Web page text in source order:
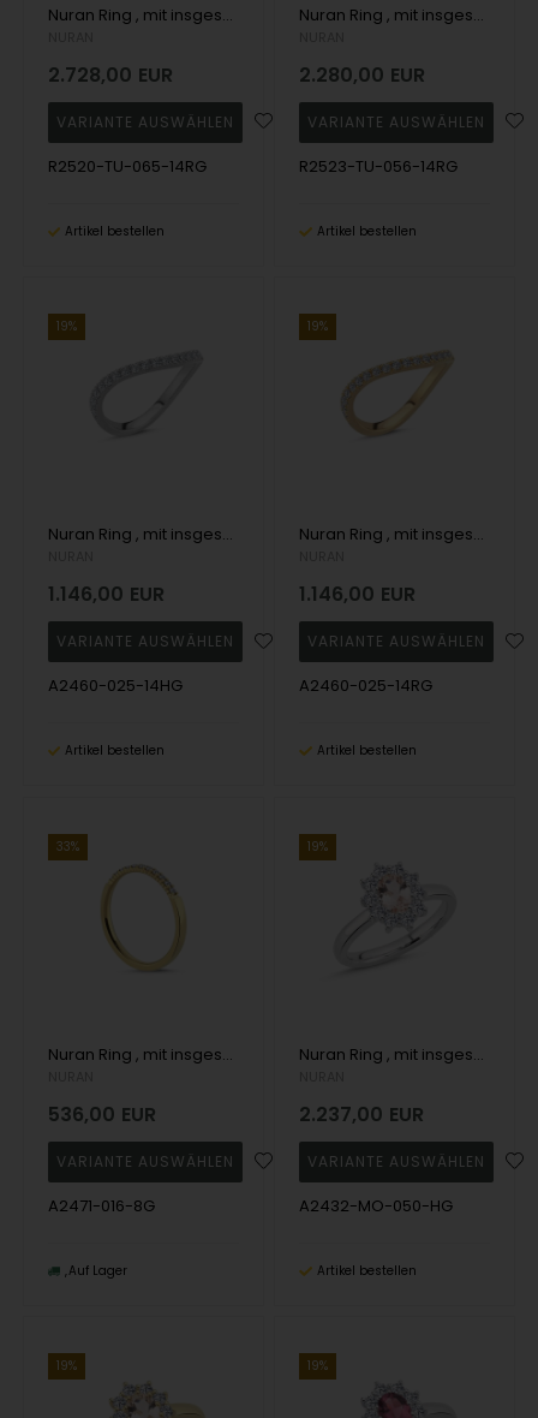
Nuran Ring , mit insgesamt 0,65 ct Wesselton SI
2.728,00 EUR
R2520-TU-065-14RG
Artikel bestellen
Nuran Ring , mit insgesamt 0,56 ct Wesselton SI
2.280,00 EUR
R2523-TU-056-14RG
Artikel bestellen
19%
Nuran Ring , mit insgesamt 0,25 ct Wesselton SI
1.146,00 EUR
A2460-025-14HG
Artikel bestellen
19%
Nuran Ring , mit insgesamt 0,25 ct Wesselton SI
1.146,00 EUR
A2460-025-14RG
Artikel bestellen
33%
Nuran Ring , mit insgesamt 0,16 ct Wesselton SI
536,00 EUR
A2471-016-8G
Auf Lager
19%
Nuran Ring , mit insgesamt 0,50 ct Wesselton SI
2.237,00 EUR
A2432-MO-050-HG
Artikel bestellen
19% 19%